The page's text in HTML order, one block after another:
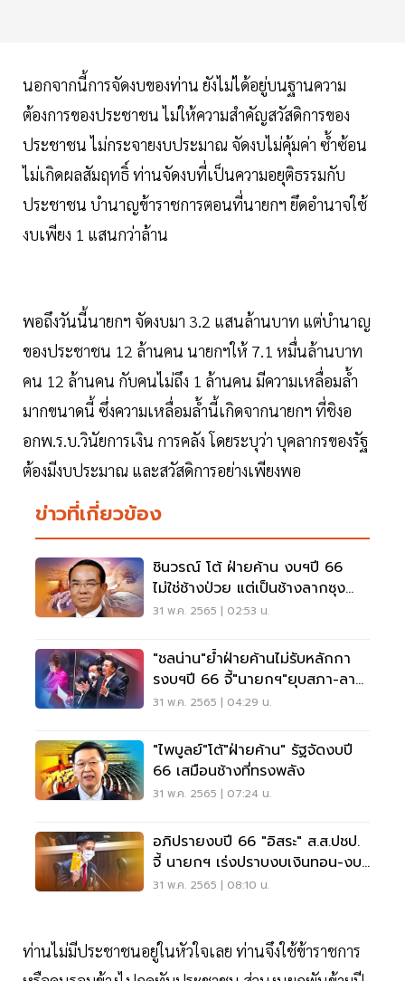
นอกจากนี้การจัดงบของท่าน ยังไม่ได้อยู่บนฐานความ
ต้องการของประชาชน ไม่ให้ความสำคัญสวัสดิการของ
ประชาชน ไม่กระจายงบประมาณ จัดงบไม่คุ้มค่า ซ้ำซ้อน
ไม่เกิดผลสัมฤทธิ์ ท่านจัดงบที่เป็นความอยุติธรรมกับ
ประชาชน บำนาญข้าราชการตอนที่นายกฯ ยึดอำนาจใช้
งบเพียง 1 แสนกว่าล้าน
พอถึงวันนี้นายกฯ จัดงบมา 3.2 แสนล้านบาท แต่บำนาญ
ของประชาชน 12 ล้านคน นายกฯให้ 7.1 หมื่นล้านบาท
คน 12 ล้านคน กับคนไม่ถึง 1 ล้านคน มีความเหลื่อมล้ำ
มากขนาดนี้ ซึ่งความเหลื่อมล้ำนี้เกิดจากนายกฯ ที่ชิงอ
อกพ.ร.บ.วินัยการเงิน การคลัง โดยระบุว่า บุคลากรของรัฐ
ต้องมีงบประมาณ และสวัสดิการอย่างเพียงพอ
ข่าวที่เกี่ยวข้อง
ชินวรณ์ โต้ ฝ่ายค้าน งบฯปี 66
ไม่ใช่ช้างป่วย แต่เป็นช้างลากซุง
พัฒนเศรษฐกิจ
31 พ.ค. 2565 | 02:53 น.
"ชลน่าน"ย้ำฝ่ายค้านไม่รับหลักกา
รงบฯปี 66 จี้"นายกฯ"ยุบสภา-ลา
ออก
31 พ.ค. 2565 | 04:29 น.
"ไพบูลย์"โต้"ฝ่ายค้าน" รัฐจัดงบปี
66 เสมือนช้างที่ทรงพลัง
31 พ.ค. 2565 | 07:24 น.
อภิปรายงบปี 66 "อิสระ" ส.ส.ปชป.
จี้ นายกฯ เร่งปราบงบเงินทอน-งบ
ซ่อนแอบ
31 พ.ค. 2565 | 08:10 น.
ท่านไม่มีประชาชนอยู่ในหัวใจเลย ท่านจึงใช้ข้าราชการ